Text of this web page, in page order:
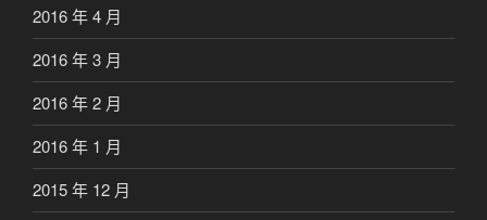
2016 年 4 月
2016 年 3 月
2016 年 2 月
2016 年 1 月
2015 年 12 月